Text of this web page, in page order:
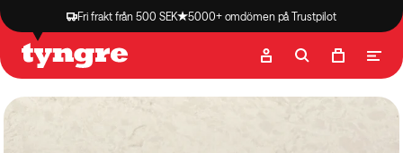
Fri frakt från 500 SEK 5000+ omdömen på Trustpilot
Butik Recept